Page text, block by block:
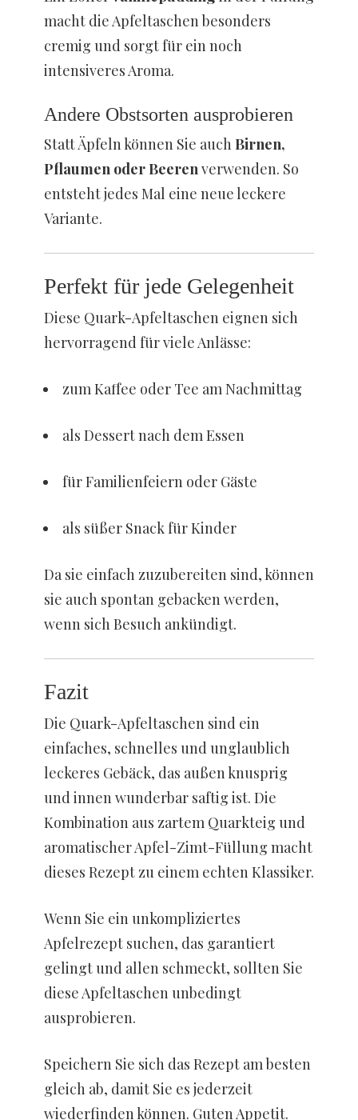
macht die Apfeltaschen besonders
cremig und sorgt für ein noch
intensiveres Aroma.
Andere Obstsorten ausprobieren
Statt Äpfeln können Sie auchBirnen,
Pflaumen oder Beerenverwenden. So
entsteht jedes Mal eine neue leckere
Variante.
Perfekt für jede Gelegenheit
Diese Quark-Apfeltaschen eignen sich
hervorragend für viele Anlässe:
zum Kaffee oder Tee am Nachmittag
als Dessert nach dem Essen
für Familienfeiern oder Gäste
als süßer Snack für Kinder
Da sie einfach zuzubereiten sind, können
sie auch spontan gebacken werden,
wenn sich Besuch ankündigt.
Fazit
Die Quark-Apfeltaschen sind ein
einfaches, schnelles und unglaublich
leckeres Gebäck, das außen knusprig
und innen wunderbar saftig ist. Die
Kombination aus zartem Quarkteig und
aromatischer Apfel-Zimt-Füllung macht
dieses Rezept zu einem echten Klassiker.
Wenn Sie ein unkompliziertes
Apfelrezept suchen, das garantiert
gelingt und allen schmeckt, sollten Sie
diese Apfeltaschen unbedingt
ausprobieren.
Speichern Sie sich das Rezept am besten
gleich ab, damit Sie es jederzeit
wiederfinden können. Guten Appetit.